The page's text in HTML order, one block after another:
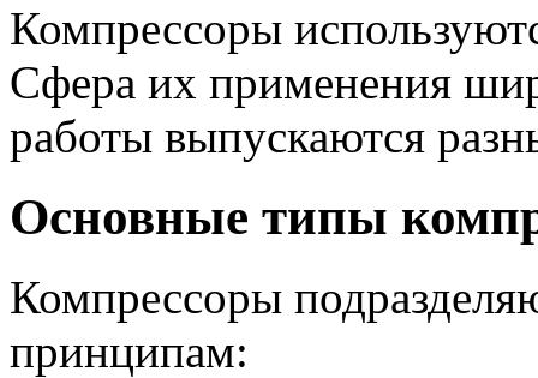
Компрессоры
Сфера их применения
работы выпускаются
Основные типы
Компрессоры
принципам: